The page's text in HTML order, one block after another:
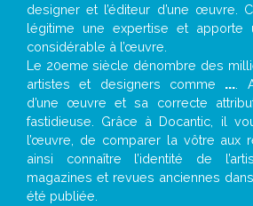
designer et l’éditeur d’une œuvre.
légitime une expertise et apporte
considérable à l’œuvre.
Le 20eme siècle dénombre des
artistes et designers comme ... .
d’une œuvre et sa correcte
fastidieuse. Grâce à Docantic, il
l’œuvre, de comparer la vôtre aux
ainsi connaître l’identité de
magazines et revues anciennes
été publiée.